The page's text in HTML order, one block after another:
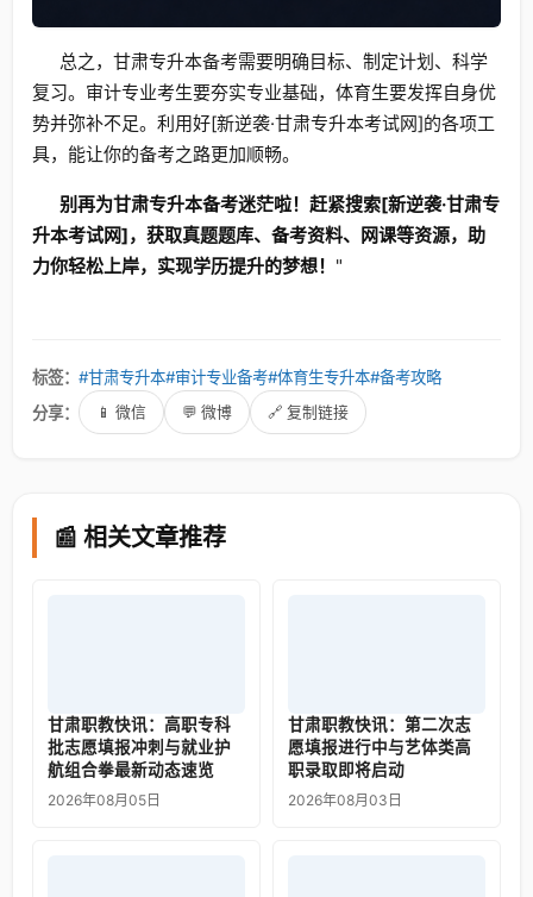
总之，甘肃专升本备考需要明确目标、制定计划、科学
复习。审计专业考生要夯实专业基础，体育生要发挥自身优
势并弥补不足。利用好[新逆袭·甘肃专升本考试网]的各项工
具，能让你的备考之路更加顺畅。
别再为甘肃专升本备考迷茫啦！赶紧搜索[新逆袭·甘肃专
升本考试网]，获取真题题库、备考资料、网课等资源，助
力你轻松上岸，实现学历提升的梦想！ "
标签： #甘肃专升本#审计专业备考#体育生专升本#备考攻略
分享：
📱 微信 💬 微博 🔗 复制链接
📰 相关文章推荐
甘肃职教快讯：高职专科
批志愿填报冲刺与就业护
航组合拳最新动态速览
2026年08月05日
甘肃职教快讯：第二次志
愿填报进行中与艺体类高
职录取即将启动
2026年08月03日